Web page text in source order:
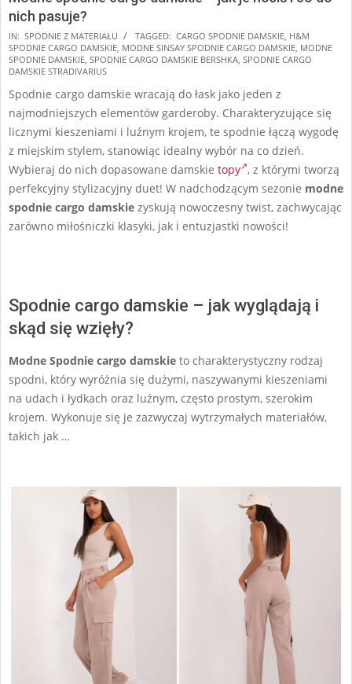
nich pasuje?
2024-
10-
12
IN: SPODNIE Z MATERIAŁU TAGGED: CARGO SPODNIE DAMSKIE H&M
SPODNIE CARGO DAMSKIE MODNE SINSAY SPODNIE CARGO DAMSKIE MODNE
SPODNIE DAMSKIE SPODNIE CARGO DAMSKIE BERSHKA SPODNIE CARGO
DAMSKIE STRADIVARIUS
Spodnie cargo damskie wracają do łask jako jeden z
najmodniejszych elementów garderoby. Charakteryzujące się
licznymi kieszeniami i luźnym krojem, te spodnie łączą wygodę
z miejskim stylem, stanowiąc idealny wybór na co dzień.
Wybieraj do nich dopasowane damskie topy , z którymi tworzą
perfekcyjny stylizacyjny duet! W nadchodzącym sezonie modne
spodnie cargo damskie zyskują nowoczesny twist, zachwycając
zarówno miłośniczki klasyki, jak i entuzjastki nowości!
Spodnie cargo damskie – jak wyglądają i
skąd się wzięły?
Modne Spodnie cargo damskie to charakterystyczny rodzaj
spodni, który wyróżnia się dużymi, naszywanymi kieszeniami
na udach i łydkach oraz luźnym, często prostym, szerokim
krojem. Wykonuje się je zazwyczaj wytrzymałych materiałów,
takich jak …